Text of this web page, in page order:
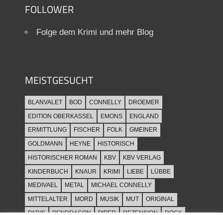
FOLLOWER
Folge dem Krimi und mehr Blog
MEISTGESUCHT
BLANVALET BOD CONNELLY
DROEMER
EDITION OBERKASSEL
EMONS
ENGLAND
ERMITTLUNG
FISCHER FOLK
GMEINER
GOLDMANN
HEYNE
HISTORISCH
HISTORISCHER ROMAN
KBV
KBV VERLAG
KINDERBUCH
KNAUR KRIMI LIEBE
LÜBBE
MEDIVAEL
METAL
MICHAEL CONNELLY
MITTELALTER
MORD MUSIK MUT
ORIGINAL
PARIS
PENDRAGON PIPER REZENSION ROCK